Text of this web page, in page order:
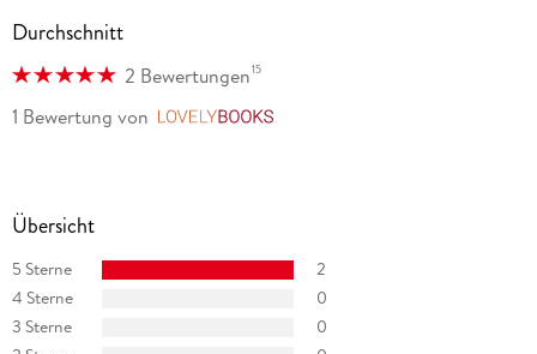
Durchschnitt
2 Bewertungen15
1 Bewertung von
Übersicht
5 Sterne
2
4 Sterne
0
3 Sterne
0